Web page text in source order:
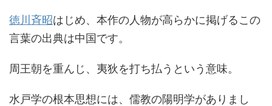
徳川斉昭はじめ、本作の人物が高らかに掲げるこの
言葉の出典は中国です。
周王朝を重んじ、夷狄を打ち払うという意味。
水戸学の根本思想には、儒教の陽明学がありまし